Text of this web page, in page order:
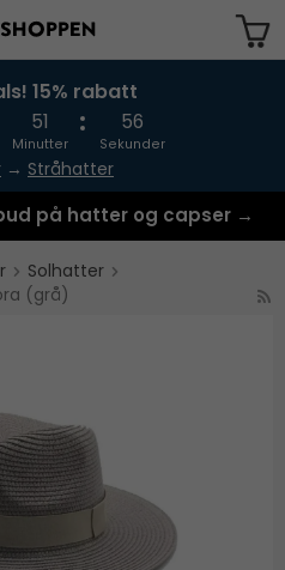
til i handlekurven
15% rabatt
51
Minutter
55
Sekunder
→ Stråhatter
på hatter og capser →
Solhatter
(grå)